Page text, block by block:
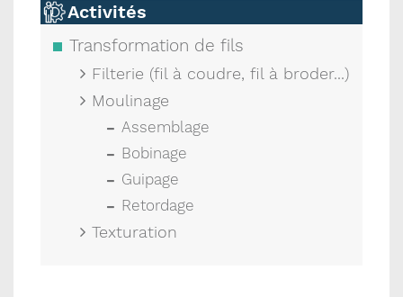
Activités
Transformation de fils
Filterie (fil à coudre, fil à broder...)
Moulinage
Assemblage
Bobinage
Guipage
Retordage
Texturation